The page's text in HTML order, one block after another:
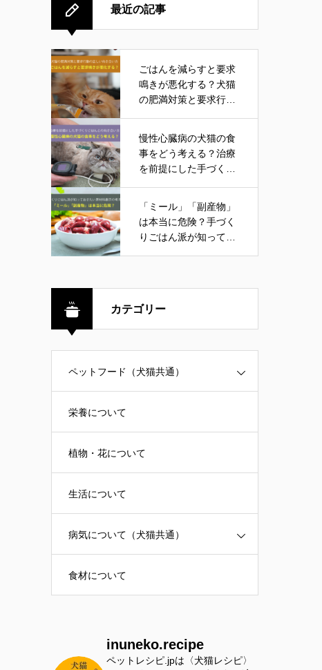
最近の記事
ごはんを減らすと要求
鳴きが悪化する？犬猫
の肥満対策と要求行動
慢性心臓病の犬猫の食
事をどう考える？治療
を前提にした手づくり
「ミール」「副産物」
は本当に危険？手づく
りごはん派が知ってお
カテゴリー
ペットフード（犬猫共通）
栄養について
植物・花について
生活について
病気について（犬猫共通）
食材について
inuneko.recipe
ペットレシピ.jpは〈犬猫レシピ〉